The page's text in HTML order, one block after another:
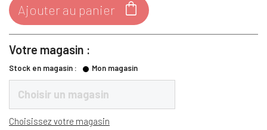

Ajouter au panier
Votre magasin :
Stock en magasin : Mon magasin
Choisir un magasin
Choisissez votre magasin